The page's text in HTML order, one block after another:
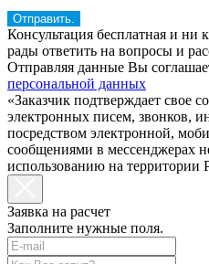
Отправить.
Консультация бесплатная и ни
рады ответить на вопросы и
Отправляя данные Вы
персональной данных
«Заказчик подтверждает свое
электронных писем, звонков,
посредством электронной,
сообщениями в мессенджерах
использованию на территории
Заявка на расчет
Заполните нужные поля.